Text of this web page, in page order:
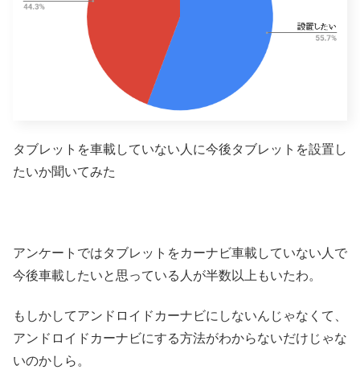
タブレットを車載していない人に今後タブレットを設置し
たいか聞いてみた
アンケートではタブレットをカーナビ車載していない人で
今後車載したいと思っている人が半数以上もいたわ。
もしかしてアンドロイドカーナビにしないんじゃなくて、
アンドロイドカーナビにする方法がわからないだけじゃな
いのかしら。